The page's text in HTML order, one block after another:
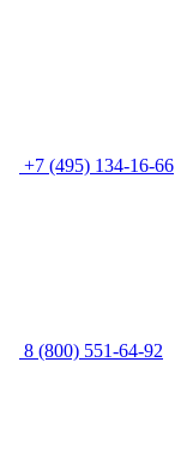
+7 (495) 134-16-66
8 (800) 551-64-92